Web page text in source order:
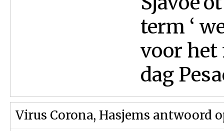
term ‘
voor het
dag
Virus Corona, Hasjems antwoord